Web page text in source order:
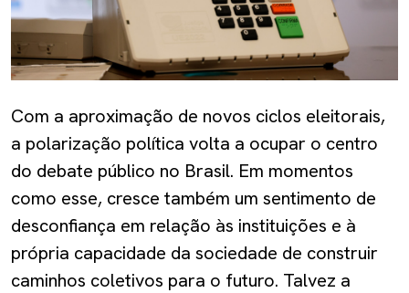
Com a aproximação de novos ciclos eleitorais,
a polarização política volta a ocupar o centro
do debate público no Brasil. Em momentos
como esse, cresce também um sentimento de
desconfiança em relação às instituições e à
própria capacidade da sociedade de construir
caminhos coletivos para o futuro. Talvez a